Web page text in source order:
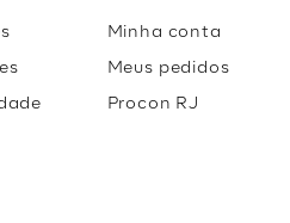
Minha conta
Meus pedidos
Procon RJ